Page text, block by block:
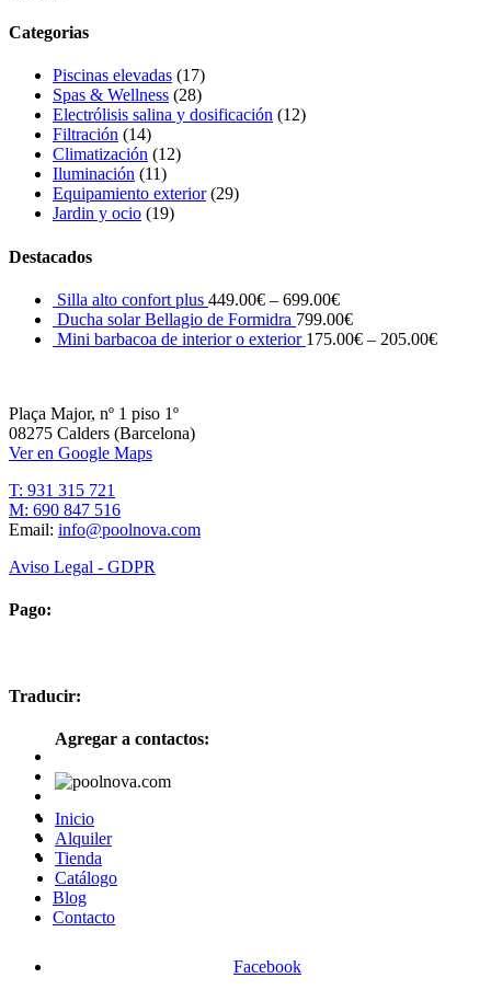
Categorias
Piscinas elevadas (17)
Spas & Wellness (28)
Electrólisis salina y dosificación (12)
Filtración (14)
Climatización (12)
Iluminación (11)
Equipamiento exterior (29)
Jardin y ocio (19)
Destacados
Silla alto confort plus 449.00€ – 699.00€
Ducha solar Bellagio de Formidra 799.00€
Mini barbacoa de interior o exterior 175.00€ – 205.00€
Plaça Major, nº 1 piso 1º
08275 Calders (Barcelona)
Ver en Google Maps
T: 931 315 721
M: 690 847 516
Email: info@poolnova.com
Aviso Legal - GDPR
Pago:
Traducir:
Agregar a contactos:
Inicio
Alquiler
Tienda
Catálogo
Blog
Contacto
Facebook